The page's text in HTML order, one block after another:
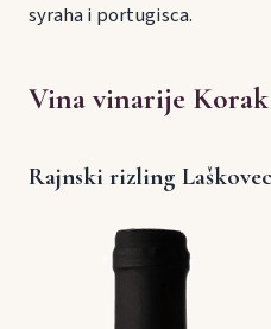
syraha i portugisca.
Vina vinarije Korak
Rajnski rizling Laškovec